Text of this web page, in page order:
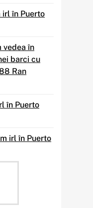
irl în Puerto
vedea în
barci cu
Ran
în Puerto
irl în Puerto